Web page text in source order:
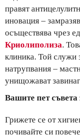
правят
иновация –
осъществява чрез
Криолиполиза.
клиника. Той служи
натрупвания –
унищожават
Вашите пет съвета
Грижете се от
почивайте си